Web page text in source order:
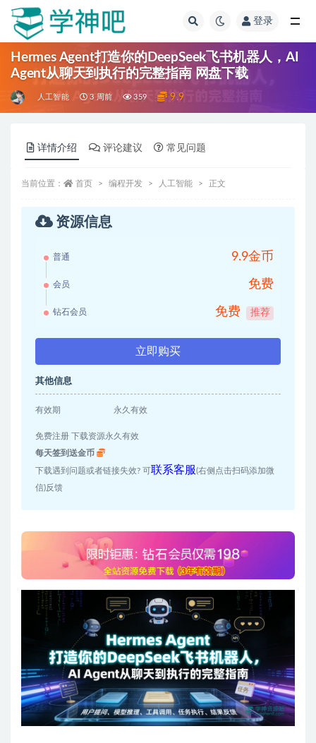
登录
Hermes Agent打造你的DeepSeek飞书机器人，AI
Agent从聊天到执行的完整指南 网盘下载
人工智能 3 周前 359 9.9
详情介绍 评论建议 常见问题
当前位置： 首页 编程开发 人工智能 正文
资源信息
普通 9.9金币
会员 免费
钻石会员 免费 推荐
立即购买
其他信息
有效期 永久有效
免费注册 下载资源永久有效
每天签到送金币
下载遇到问题或者链接失效? 可 联系客服(右侧点击扫码添加微
信)反馈